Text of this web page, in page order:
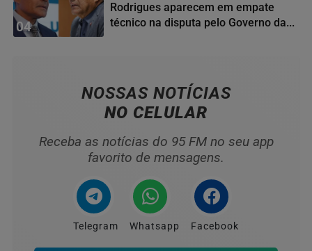
04
Rodrigues aparecem em empate
técnico na disputa pelo Governo da...
NOSSAS NOTÍCIAS
NO CELULAR
Receba as notícias do 95 FM no seu app
favorito de mensagens.
Telegram Whatsapp Facebook